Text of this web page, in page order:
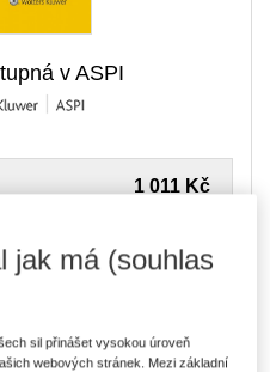
v ASPI
1 011 Kč
ke stažení
jak má (souhlas
sil přinášet vysokou úroveň
webových stránek. Mezi základní